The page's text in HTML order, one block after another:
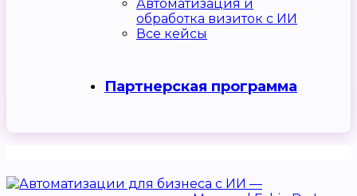
Автоматизация и
обработка визиток с ИИ
Все кейсы
Партнерская программа